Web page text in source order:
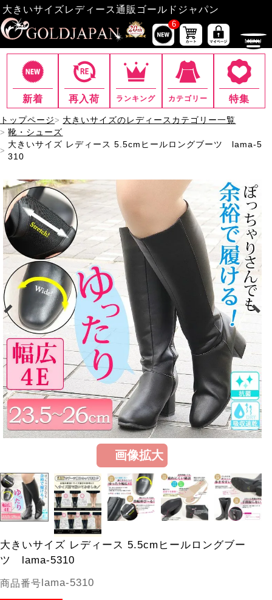
大きいサイズレディース通販ゴールドジャパン
6
新着 再入荷 ランキング カテゴリー 特集
トップページ
大きいサイズのレディースカテゴリー一覧
靴・シューズ
大きいサイズ レディース 5.5cmヒールロングブーツ lama-5
310
大きいサイズ レディース 5.5cmヒールロングブー
ツ lama-5310
商品番号 lama-5310
画像拡大